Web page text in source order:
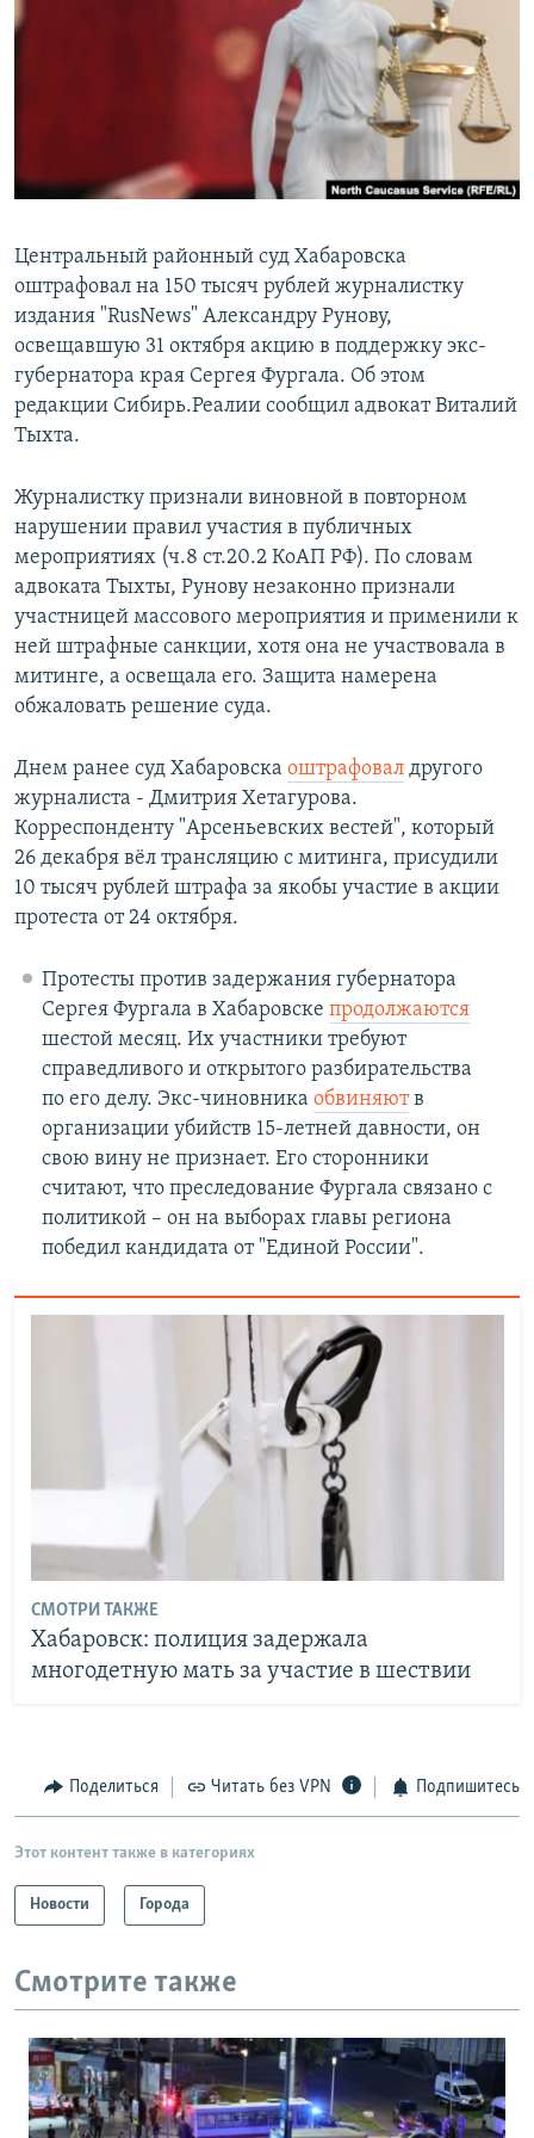
РАСПИСАНИЕ ВЕЩАНИЯ
ПОДПИШИТЕСЬ НА РАССЫЛКУ
Все сайты РСЕ/РС
Центральный районный суд Хабаровска
оштрафовал на 150 тысяч рублей журналистку
издания "RusNews" Александру Рунову,
освещавшую 31 октября акцию в поддержку экс-
губернатора края Сергея Фургала. Об этом
редакции Сибирь.Реалии сообщил адвокат Виталий
Тыхта.
Журналистку признали виновной в повторном
нарушении правил участия в публичных
мероприятиях (ч.8 ст.20.2 КоАП РФ). По словам
адвоката Тыхты, Рунову незаконно признали
участницей массового мероприятия и применили к
ней штрафные санкции, хотя она не участвовала в
митинге, а освещала его. Защита намерена
обжаловать решение суда.
Днем ранее суд Хабаровска оштрафовал другого
журналиста - Дмитрия Хетагурова.
Корреспонденту "Арсеньевских вестей", который
26 декабря вёл трансляцию с митинга, присудили
10 тысяч рублей штрафа за якобы участие в акции
протеста от 24 октября.
Протесты против задержания губернатора
Сергея Фургала в Хабаровске продолжаются
шестой месяц. Их участники требуют
справедливого и открытого разбирательства
по его делу. Экс-чиновника обвиняютв
организации убийств 15-летней давности, он
свою вину не признает. Его сторонники
считают, что преследование Фургала связано с
политикой – он на выборах главы региона
победил кандидата от "Единой России".
СМОТРИ ТАКЖЕ
Хабаровск: полиция задержала
многодетную мать за участие в шествии
Поделиться Читать без VPN Подпишитесь
Этот контент также в категориях
Новости Города
Смотрите также